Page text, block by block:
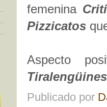
femenina
Pizzicatos
Aspecto
Tiralengüines
Publicado por